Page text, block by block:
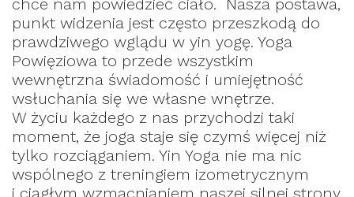
chce nam powiedzieć ciało. Nasza postawa,
punkt widzenia jest często przeszkodą do
prawdziwego wglądu w yin yogę. Yoga
Powięziowa to przede wszystkim
wewnętrzna świadomość i umiejętność
wsłuchania się we własne wnętrze.
W życiu każdego z nas przychodzi taki
moment, że joga staje się czymś więcej niż
tylko rozciąganiem. Yin Yoga nie ma nic
wspólnego z treningiem izometrycznym